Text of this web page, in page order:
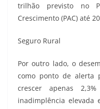
trilhão previsto no
Crescimento (PAC) até
Seguro Rural
Por outro lado, o
como ponto de alerta
crescer apenas
inadimplência elevada